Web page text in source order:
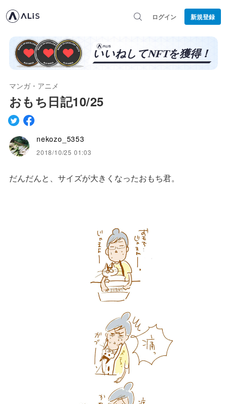
ログイン 新規登録
マンガ・アニメ
おもち日記10/25
nekozo_5353
2018/10/25 01:03
だんだんと、サイズが大きくなったおもち君。